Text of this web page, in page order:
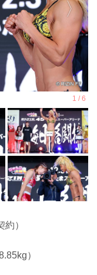
）
）